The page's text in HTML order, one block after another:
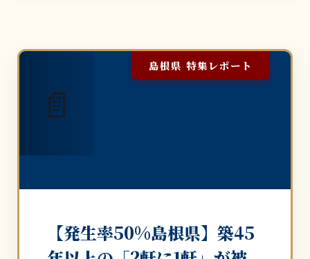
島根県 特集レポート
📄
【発生率50%島根県】築45